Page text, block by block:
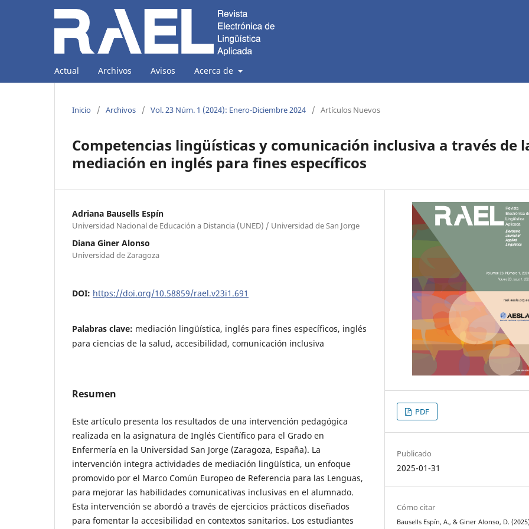
Actual Archivos Avisos Acerca de
Inicio / Archivos / Vol. 23 Núm. 1 (2024): Enero-Diciembre 2024 / Artículos Nuevos
Competencias lingüísticas y comunicación inclusiva a través de
mediación en inglés para fines específicos
Adriana Bausells Espín
Universidad Nacional de Educación a Distancia (UNED) / Universidad de San Jorge
Diana Giner Alonso
Universidad de Zaragoza
DOI: https://doi.org/10.58859/rael.v23i1.691
Palabras clave: mediación lingüística, inglés para fines específicos, inglés
para ciencias de la salud, accesibilidad, comunicación inclusiva
Resumen
Este artículo presenta los resultados de una intervención pedagógica
realizada en la asignatura de Inglés Científico para el Grado en
Enfermería en la Universidad San Jorge (Zaragoza, España). La
intervención integra actividades de mediación lingüística, un enfoque
promovido por el Marco Común Europeo de Referencia para las Lenguas,
para mejorar las habilidades comunicativas inclusivas en el alumnado.
Esta intervención se abordó a través de ejercicios prácticos diseñados
para fomentar la accesibilidad en contextos sanitarios. Los estudiantes
PDF
Publicado
2025-01-31
Cómo citar
Bausells Espín, A., & Giner Alonso, D.